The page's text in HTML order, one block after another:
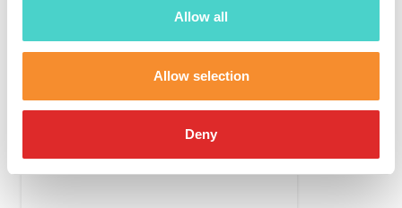
Allow all
Allow selection
Deny
3 0
2 0
1